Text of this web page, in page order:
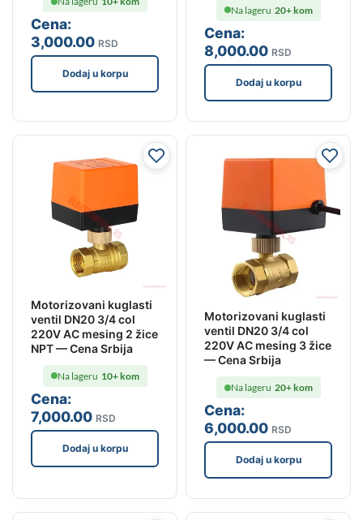
Cena:
3,000.00 RSD
Dodaj u korpu
Cena:
8,000.00 RSD
Na lageru 20+ kom
Dodaj u korpu
Motorizovani kuglasti
ventil DN20 3/4 col
220V AC mesing 2 žice
NPT — Cena Srbija
Cena:
7,000.00 RSD
Na lageru 10+ kom
Dodaj u korpu
Motorizovani kuglasti
ventil DN20 3/4 col
220V AC mesing 3 žice
— Cena Srbija
Cena:
6,000.00 RSD
Na lageru 20+ kom
Dodaj u korpu